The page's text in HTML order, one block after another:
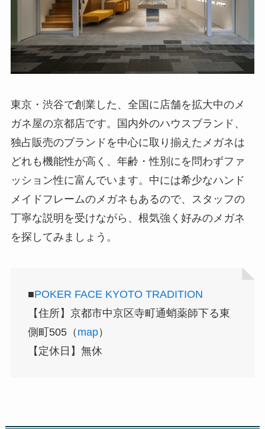
東京・渋谷で創業した、全国に店舗を拡大中のメ
ガネ屋の京都店です。国内外のハウスブランド、
独占販売のブランドを中心に取り揃えたメガネは
どれも機能性が高く、年齢・性別にを問わずファ
ッション性に富んでいます。中には希少なハンド
メイドフレームのメガネもあるので、スタッフの
丁寧な説明を受けながら、根気強く好みのメガネ
を探してみましょう。
■POKER FACE KYOTO TRADITION
【住所】京都市中京区寺町通蛸薬師下る東
側町505（ map）
【定休日】無休